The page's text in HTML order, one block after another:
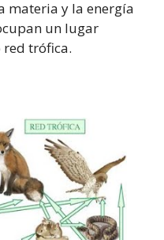
materia y la energía
un lugar
red trófica.